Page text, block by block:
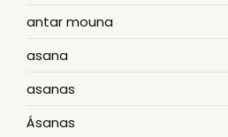
antar mouna
asana
asanas
Ásanas